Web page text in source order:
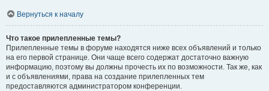
Вернуться к началу
Что такое прилепленные темы?
Прилепленные темы в форуме находятся ниже всех объявлений и только
на его первой странице. Они чаще всего содержат достаточно важную
информацию, поэтому вы должны прочесть их по возможности. Так же, как
и с объявлениями, права на создание прилепленных тем
предоставляются администратором конференции.